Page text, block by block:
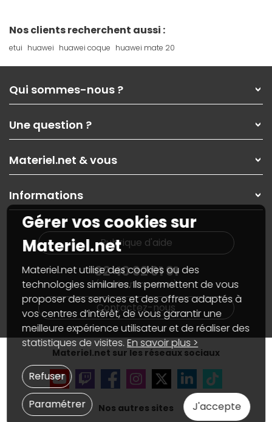
Nos clients recherchent aussi :
etui huawei huawei coque huawei mate 20
Qui sommes-nous ?
Nos services
Les magasins Materiel.net
Nos solutions pour les pros
Contactez-nous
Une question ?
Paiement, livraison
Garanties,Pack Zen
SAV, demander un retour
Informations
Guides d'achats et tutoriels
Materiel.net & vous
On rachète votre carte graphique
PC sur mesure : Votre RDV personnalisé
Notre démarche écologique
Materiel.net recrute
Notre programme d'affiliation
Partenariat & Sponsoring
Informations
Plan du site
Nos marques
Conditions générales de vente
Informations légales
Données personnellesetcookies
Gérer vos cookies
Accessibilité : non conforme
Rubrique d'aide
02 40 92 91 91
(numéro non surtaxé)
Contactez-nous
Materiel.net sur les réseaux sociaux
Nos autres sites
Gérer vos cookies sur
Materiel.net
Materiel.net utilise des cookies ou des
technologies similaires. Ils permettent de vous
proposer des services et des offres adaptés à
vos centres d’intérêt, de vous garantir une
meilleure expérience utilisateur et de réaliser des
statistiques de visites.En savoir plus >
J'accepte
Paramétrer
Refuser